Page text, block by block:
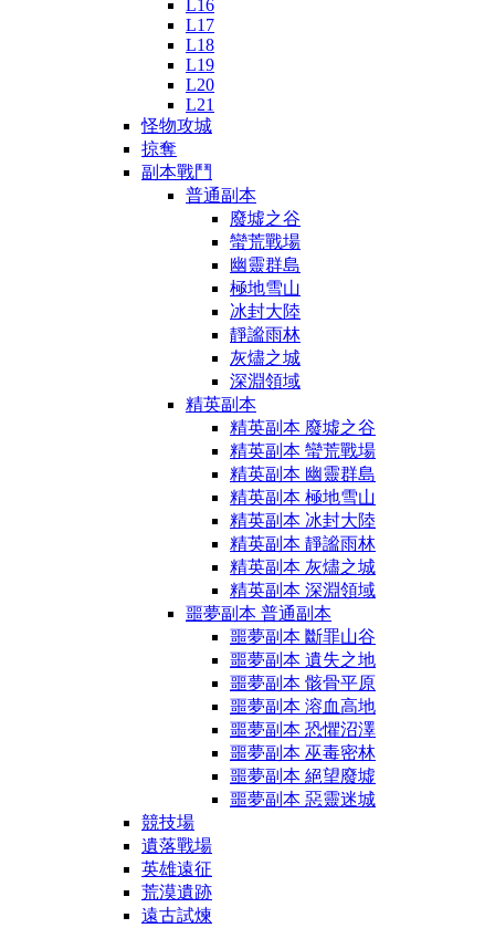
L16
L17
L18
L19
L20
L21
怪物攻城
掠奪
副本戰鬥
普通副本
廢墟之谷
蠻荒戰場
幽靈群島
極地雪山
冰封大陸
靜謐雨林
灰燼之城
深淵領域
精英副本
精英副本 廢墟之谷
精英副本 蠻荒戰場
精英副本 幽靈群島
精英副本 極地雪山
精英副本 冰封大陸
精英副本 靜謐雨林
精英副本 灰燼之城
精英副本 深淵領域
噩夢副本 普通副本
噩夢副本 斷罪山谷
噩夢副本 遺失之地
噩夢副本 骸骨平原
噩夢副本 溶血高地
噩夢副本 恐懼沼澤
噩夢副本 巫毒密林
噩夢副本 絕望廢墟
噩夢副本 惡靈迷城
競技場
遺落戰場
英雄遠征
荒漠遺跡
遠古試煉